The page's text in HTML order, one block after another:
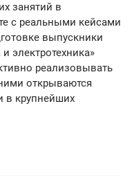
занятий в
с реальными кейсами
выпускники
электротехника»
реализовывать
открываются
в крупнейших